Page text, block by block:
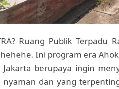
Ruang Publik Terpadu
Ini program era
berupaya ingin
dan yang